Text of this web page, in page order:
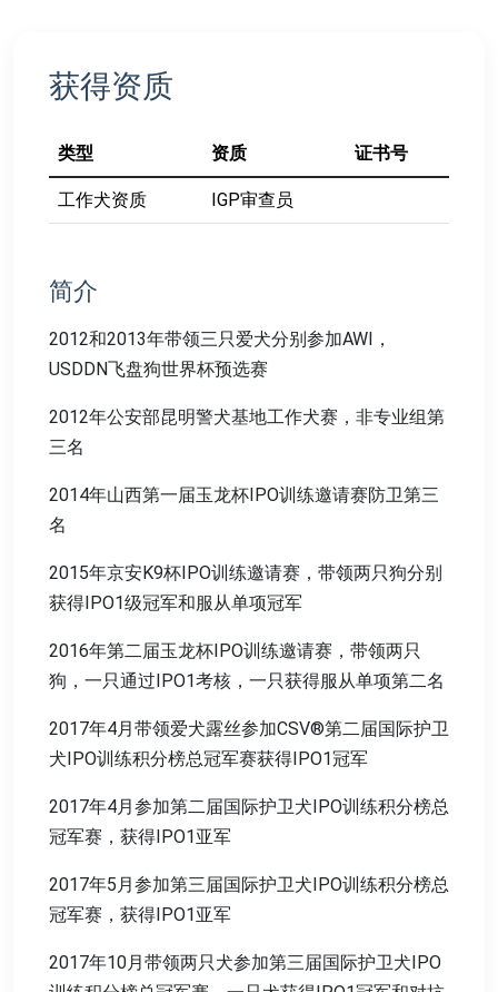
获得资质
类型 资质 证书号
工作犬资质 IGP审查员
简介
2012和2013年带领三只爱犬分别参加AWI，
USDDN飞盘狗世界杯预选赛
2012年公安部昆明警犬基地工作犬赛，非专业组第
三名
2014年山西第一届玉龙杯IPO训练邀请赛防卫第三
名
2015年京安K9杯IPO训练邀请赛，带领两只狗分别
获得IPO1级冠军和服从单项冠军
2016年第二届玉龙杯IPO训练邀请赛，带领两只
狗，一只通过IPO1考核，一只获得服从单项第二名
2017年4月带领爱犬露丝参加CSV®第二届国际护卫
犬IPO训练积分榜总冠军赛获得IPO1冠军
2017年4月参加第二届国际护卫犬IPO训练积分榜总
冠军赛，获得IPO1亚军
2017年5月参加第三届国际护卫犬IPO训练积分榜总
冠军赛，获得IPO1亚军
2017年10月带领两只犬参加第三届国际护卫犬IPO